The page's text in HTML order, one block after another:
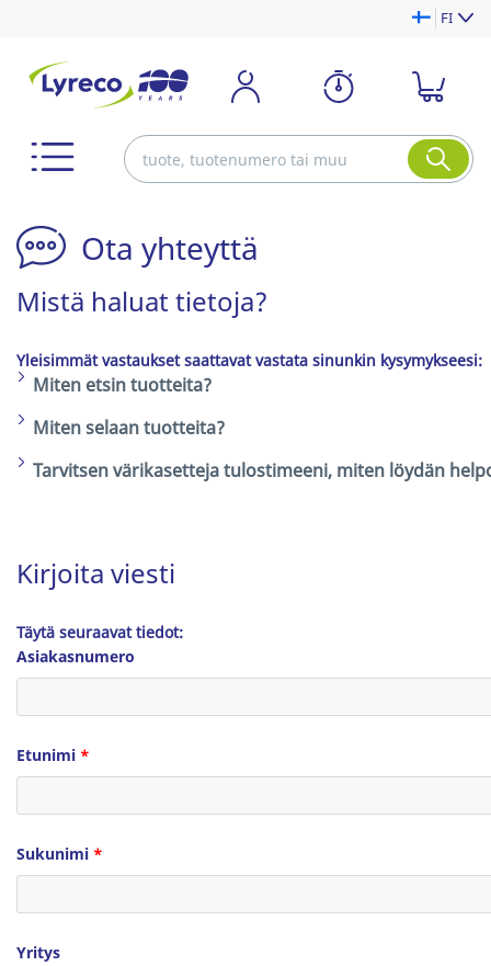
FI
Ota yhteyttä
Mistä haluat tietoja?
Yleisimmät vastaukset saattavat vastata sinunkin kysymykseesi:
Miten etsin tuotteita?
Miten selaan tuotteita?
Tarvitsen värikasetteja tulostimeeni, miten löydän
Kirjoita viesti
Täytä seuraavat tiedot:
Asiakasnumero
Etunimi *
Sukunimi *
Yritys